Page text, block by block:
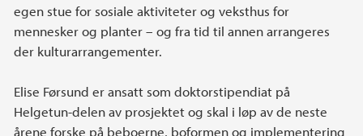
egen stue for sosiale aktiviteter og veksthus for
mennesker og planter – og fra tid til annen arrangeres
der kulturarrangementer.
Elise Førsund er ansatt som doktorstipendiat på
Helgetun-delen av prosjektet og skal i løp av de neste
årene forske på beboerne, boformen og implementering